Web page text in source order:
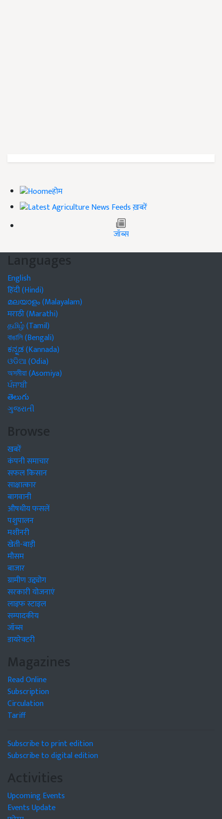
होम
ख़बरें
जॉब्स
Languages
English
हिंदी (Hindi)
മലയാളം (Malayalam)
मराठी (Marathi)
தமிழ் (Tamil)
বাঙালি (Bengali)
ಕನ್ನಡ (Kannada)
ଓଡିଆ (Odia)
অসমীয়া (Asomiya)
ਪੰਜਾਬੀ
తెలుగు
ગુજરાતી
Browse
खबरें
कंपनी समाचार
सफल किसान
साक्षात्कार
बागवानी
औषधीय फसलें
पशुपालन
मशीनरी
खेती-बाड़ी
मौसम
बाजार
ग्रामीण उद्द्योग
सरकारी योजनाएं
लाइफ स्टाइल
सम्पादकीय
जॉब्स
डायरेक्टरी
Magazines
Read Online
Subscription
Circulation
Tariff
Subscribe to print edition
Subscribe to digital edition
Activities
Upcoming Events
Events Update